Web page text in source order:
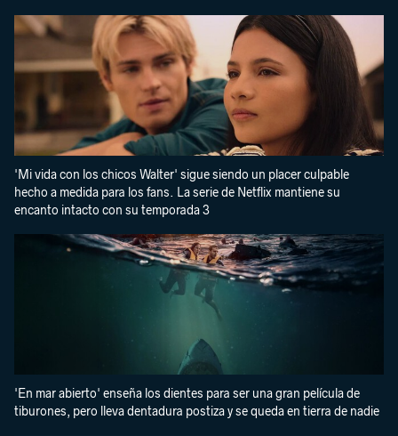
'Mi vida con los chicos Walter' sigue siendo un placer culpable
hecho a medida para los fans. La serie de Netflix mantiene su
encanto intacto con su temporada 3
'En mar abierto' enseña los dientes para ser una gran película de
tiburones, pero lleva dentadura postiza y se queda en tierra de nadie